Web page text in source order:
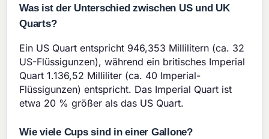
Was ist der Unterschied zwischen US und UK
Quarts?
Ein US Quart entspricht 946,353 Millilitern (ca. 32
US-Flüssigunzen), während ein britisches Imperial
Quart 1.136,52 Milliliter (ca. 40 Imperial-
Flüssigunzen) entspricht. Das Imperial Quart ist
etwa 20 % größer als das US Quart.
Wie viele Cups sind in einer Gallone?